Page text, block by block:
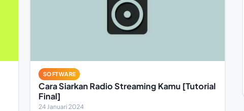
SOFTWARE
Cara Siarkan Radio Streaming Kamu [Tutorial
Final]
24 Januari 2024